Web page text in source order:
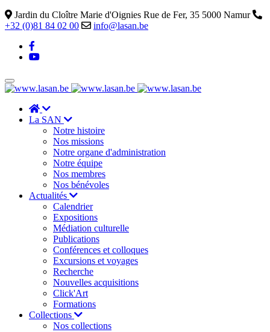
Jardin du Cloître Marie d'Oignies Rue de Fer, 35 5000 Namur
+32 (0)81 84 02 00
info@lasan.be
La SAN
Notre histoire
Nos missions
Notre organe d'administration
Notre équipe
Nos membres
Nos bénévoles
Actualités
Calendrier
Expositions
Médiation culturelle
Publications
Conférences et colloques
Excursions et voyages
Recherche
Nouvelles acquisitions
Click'Art
Formations
Collections
Nos collections